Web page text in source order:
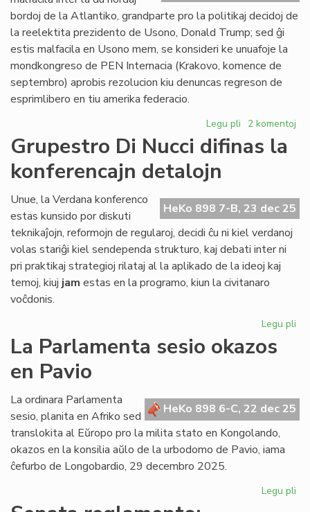
bordoj de la Atlantiko, grandparte pro la politikaj decidoj de
la reelektita prezidento de Usono, Donald Trump; sed ĝi
estis malfacila en Usono mem, se konsideri ke unuafoje la
mondkongreso de PEN Internacia (Krakovo, komence de
septembro) aprobis rezolucion kiu denuncas regreson de
esprimlibero en tiu amerika federacio.
Legu pli pri
la
jaro
ĉe
la
Atlantiko
2 komentoj
Grupestro Di Nucci difinas la
konferencajn detalojn
HeKo 898 7-B, 23 dec 25
Unue, la Verdana konferenco
estas kunsido por diskuti
teknikaĵojn, reformojn de regularoj, decidi ĉu ni kiel verdanoj
volas stariĝi kiel sendependa strukturo, kaj debati inter ni
pri praktikaj strategioj rilataj al la aplikado de la ideoj kaj
temoj, kiuj jam estas en la programo, kiun la civitanaro
voĉdonis.
Legu pli
la
La Parlamenta sesio okazos
en Pavio
HeKo 898 6-C, 22 dec 25
La ordinara Parlamenta
sesio, planita en Afriko sed
translokita al Eŭropo pro la milita stato en Kongolando,
okazos en la konsilia aŭlo de la urbodomo de Pavio, iama
ĉefurbo de Longobardio, 29 decembro 2025.
Legu pli